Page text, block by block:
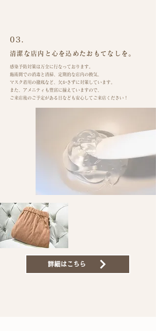
​03.​​
清潔な店内と​心を込めたおもてなしを。​
感染予防対策は万全に行なっております。
施術間での消毒と清掃、定期的な店内の換気、
​マスク着用の徹底など、欠かさずに対策しています。
また、アメニティも豊富に揃えていますので、
​ご来店後のご予定がある日なども安心してご来店ください！
詳細はこちら